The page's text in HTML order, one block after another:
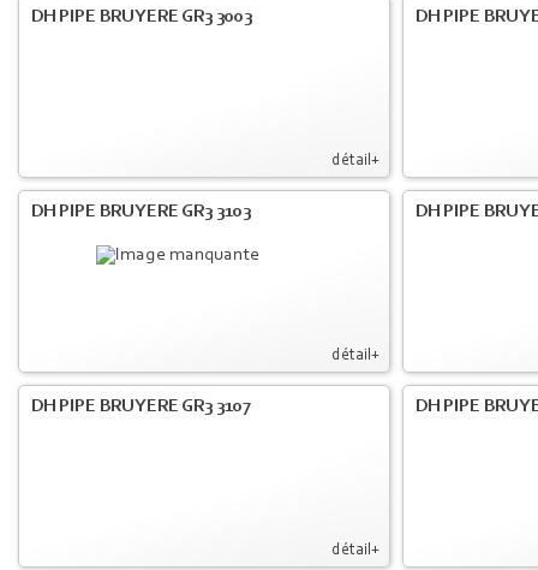
détail+
DH PIPE BRUYERE GR3 3003 DH PIPE
détail+
DH PIPE BRUYERE GR3 3103 DH PIPE
détail+
DH PIPE BRUYERE GR3 3107 DH PIPE